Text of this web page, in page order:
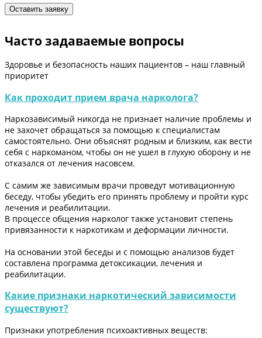
Часто задаваемые вопросы
Здоровье и безопасность наших пациентов – наш главный
приоритет
Как проходит прием врача нарколога?
Наркозависимый никогда не признает наличие проблемы и
не захочет обращаться за помощью к специалистам
самостоятельно. Они объяснят родным и близким, как вести
себя с наркоманом, чтобы он не ушел в глухую оборону и не
отказался от лечения насовсем.
С самим же зависимым врачи проведут мотивационную
беседу, чтобы убедить его принять проблему и пройти курс
лечения и реабилитации.
В процессе общения нарколог также установит степень
привязанности к наркотикам и деформации личности.
На основании этой беседы и с помощью анализов будет
составлена программа детоксикации, лечения и
реабилитации.
Какие признаки наркотический зависимости
существуют?
Признаки употребления психоактивных веществ: